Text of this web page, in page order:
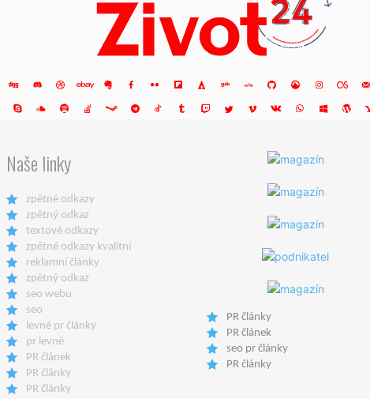
Naše linky
zpětné odkazy
zpětný odkaz
textové odkazy
zpětné odkazy kvalitní
reklamní články
zpětný odkaz
seo webu
seo
levné pr články
pr levně
PR článek
PR články
PR články
PR články
PR článek
seo pr články
PR články